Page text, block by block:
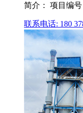
简介： 项目编
联系电话: 180